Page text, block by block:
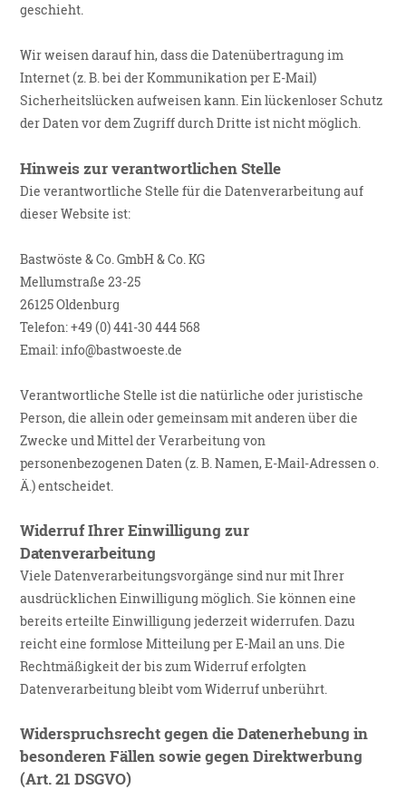
geschieht.
Wir weisen darauf hin, dass die Datenübertragung im
Internet (z. B. bei der Kommunikation per E-Mail)
Sicherheitslücken aufweisen kann. Ein lückenloser Schutz
der Daten vor dem Zugriff durch Dritte ist nicht möglich.
Hinweis zur verantwortlichen Stelle
Die verantwortliche Stelle für die Datenverarbeitung auf
dieser Website ist:
Bastwöste & Co. GmbH & Co. KG
Mellumstraße 23-25
26125 Oldenburg
Telefon: +49 (0) 441-30 444 568
Email: info@bastwoeste.de
Verantwortliche Stelle ist die natürliche oder juristische
Person, die allein oder gemeinsam mit anderen über die
Zwecke und Mittel der Verarbeitung von
personenbezogenen Daten (z. B. Namen, E-Mail-Adressen o.
Ä.) entscheidet.
Widerruf Ihrer Einwilligung zur
Datenverarbeitung
Viele Datenverarbeitungsvorgänge sind nur mit Ihrer
ausdrücklichen Einwilligung möglich. Sie können eine
bereits erteilte Einwilligung jederzeit widerrufen. Dazu
reicht eine formlose Mitteilung per E-Mail an uns. Die
Rechtmäßigkeit der bis zum Widerruf erfolgten
Datenverarbeitung bleibt vom Widerruf unberührt.
Widerspruchsrecht gegen die Datenerhebung in
besonderen Fällen sowie gegen Direktwerbung
(Art. 21 DSGVO)